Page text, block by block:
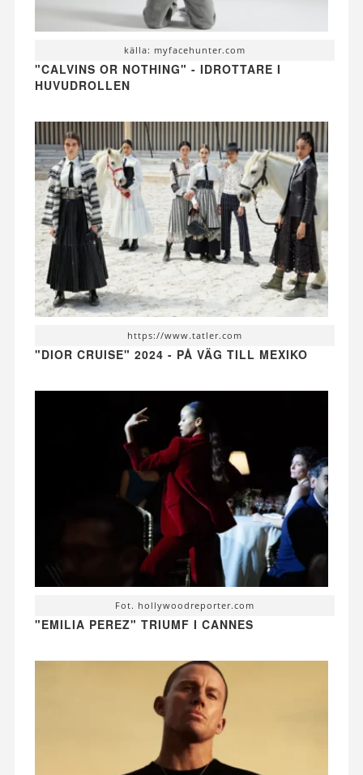
källa: myfacehunter.com
"CALVINS OR NOTHING" - IDROTTARE I
HUVUDROLLEN
https://www.tatler.com
"DIOR CRUISE" 2024 - PÅ VÄG TILL MEXIKO
Fot. hollywoodreporter.com
"EMILIA PEREZ" TRIUMF I CANNES